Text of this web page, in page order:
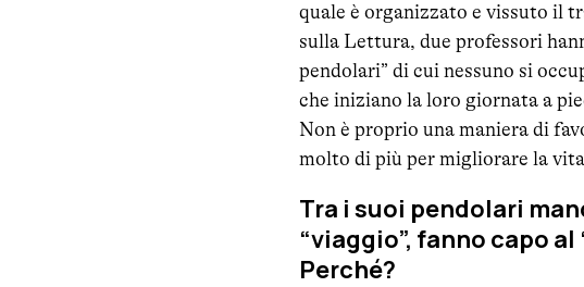
quale è organizzato e vissuto il
sulla Lettura, due professori
pendolari” di cui nessuno si
che iniziano la loro giornata a
Non è proprio una maniera di
molto di più per migliorare la
Tra i suoi pendolari
“viaggio”, fanno capo
Perché?